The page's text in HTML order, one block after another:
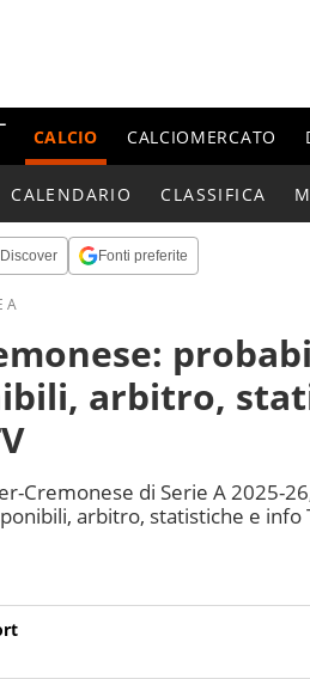
CALCIO CALCIOMERCATO
CALENDARIO CLASSIFICA
Fonti preferite
A
arbitro,
Cremonese di Serie A 2025-
arbitro, statistiche e info